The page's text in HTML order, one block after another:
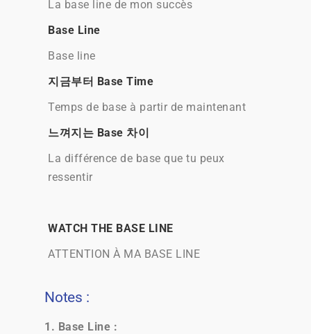
La base line de mon succès
Base Line
Base line
지금부터 Base Time
Temps de base à partir de maintenant
느껴지는 Base 차이
La différence de base que tu peux
ressentir
WATCH THE BASE LINE
ATTENTION À MA BASE LINE
Notes :
1. Base Line :